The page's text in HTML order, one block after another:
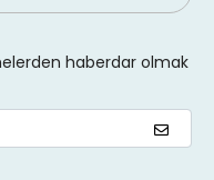
haberdar olmak